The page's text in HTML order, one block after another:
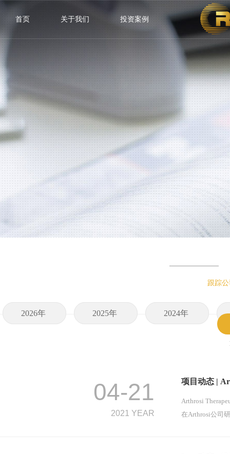
首页 关于我们 投资案例
跟踪
2026年 2025年 2024年
04-21
2021 YEAR
项目动态 |
Arthrosi
在Arthrosi公司